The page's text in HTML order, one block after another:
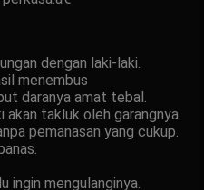
dengan laki-laki.
menembus
daranya amat tebal.
akan takluk oleh garangnya
pemanasan yang cukup.
ingin mengulanginya.